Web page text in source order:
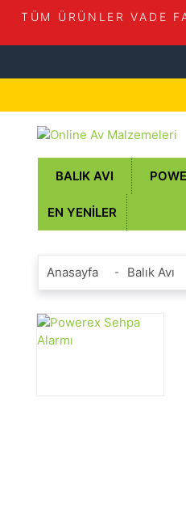
TÜM ÜRÜNLER VADE
BALIK AVI
EN YENILER
Anasayfa Balık Avı